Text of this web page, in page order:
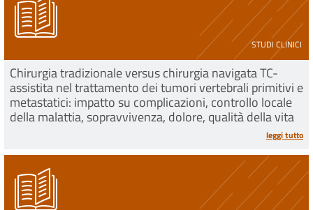
STUDI CLINICI
Chirurgia tradizionale versus chirurgia navigata TC-
assistita nel trattamento dei tumori vertebrali primitivi e
metastatici: impatto su complicazioni, controllo locale
della malattia, sopravvivenza, dolore, qualità della vita
leggi tutto